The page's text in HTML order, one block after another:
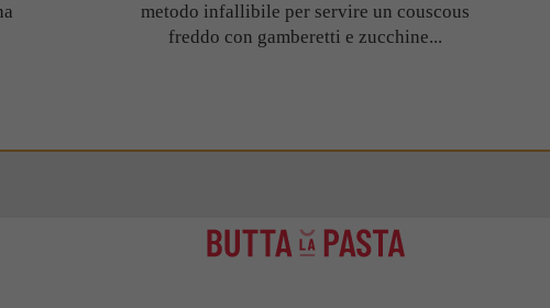
metodo infallibile per servire un couscous
freddo con gamberetti e zucchine...